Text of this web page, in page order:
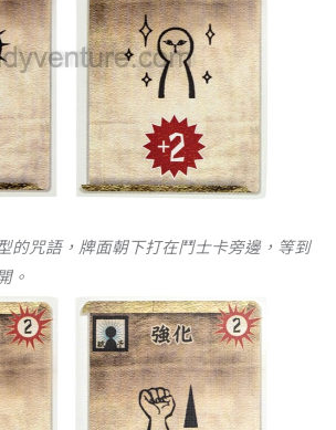
的咒語，牌面朝下打在鬥士卡旁邊，等到
。